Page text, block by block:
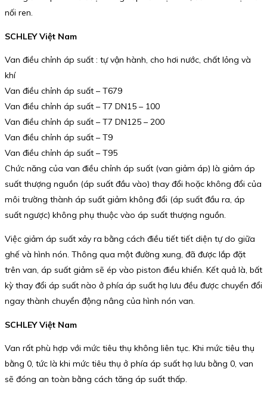
nối ren.
SCHLEY Việt Nam
Van điều chỉnh áp suất : tự vận hành, cho hơi nước, chất lỏng và
khí
Van điều chỉnh áp suất – T679
Van điều chỉnh áp suất – T7 DN15 – 100
Van điều chỉnh áp suất – T7 DN125 – 200
Van điều chỉnh áp suất – T9
Van điều chỉnh áp suất – T95
Chức năng của van điều chỉnh áp suất (van giảm áp) là giảm áp
suất thượng nguồn (áp suất đầu vào) thay đổi hoặc không đổi của
môi trường thành áp suất giảm không đổi (áp suất đầu ra, áp
suất ngược) không phụ thuộc vào áp suất thượng nguồn.
Việc giảm áp suất xảy ra bằng cách điều tiết tiết diện tự do giữa
ghế và hình nón. Thông qua một đường xung, đã được lắp đặt
trên van, áp suất giảm sẽ ép vào piston điều khiển. Kết quả là, bất
kỳ thay đổi áp suất nào ở phía áp suất hạ lưu đều được chuyển đổi
ngay thành chuyển động nâng của hình nón van.
SCHLEY Việt Nam
Van rất phù hợp với mức tiêu thụ không liên tục. Khi mức tiêu thụ
bằng 0, tức là khi mức tiêu thụ ở phía áp suất hạ lưu bằng 0, van
sẽ đóng an toàn bằng cách tăng áp suất thấp.